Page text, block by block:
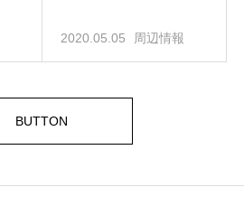
2020.05.05 周辺情報
BUTTON